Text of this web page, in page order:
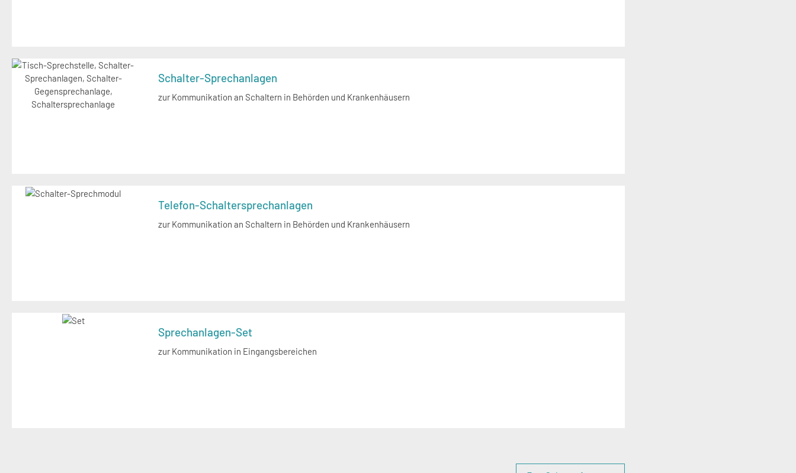
Schalter-Sprechanlagen
zur Kommunikation an Schaltern in Behörden und Krankenhäusern
Telefon-Schaltersprechanlagen
zur Kommunikation an Schaltern in Behörden und Krankenhäusern
Sprechanlagen-Set
zur Kommunikation in Eingangsbereichen